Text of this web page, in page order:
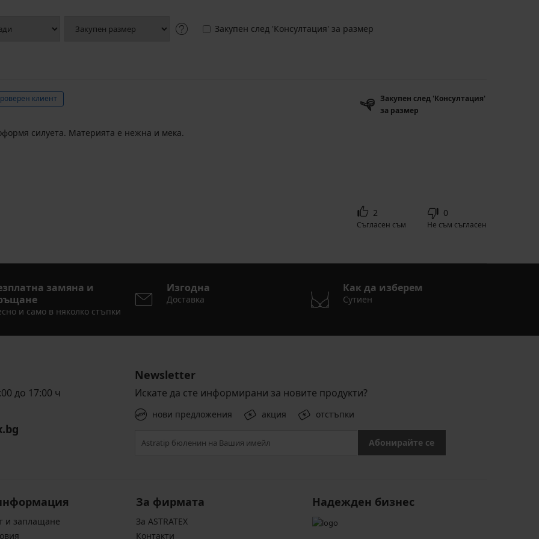
Закупен след 'Консултация' за размер
клиент
Закупен след 'Консултация'
за размер
силуета. Материята е нежна и мека.
2
Съгласен съм
0
Не съм съгласен
замяна и
и само в няколко стъпки
Изгодна
Доставка
Как да изберем
Сутиен
до 17:00 ч
Newsletter
Искате да сте информирани за новите продукти?
нови предложения акция отстъпки
Абонирайте се
и заплащане
За фирмата
За ASTRATEX
Контакти
Надежден бизнес